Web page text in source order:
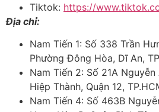
Tiktok: https://
Địa chỉ:
Nam Tiến 1: Số 338 Trần
Phường Đông Hòa, Dĩ An,
Nam Tiến 2: Số 21A
Hiệp Thành, Quận 12,
Nam Tiến 4: Số 463B